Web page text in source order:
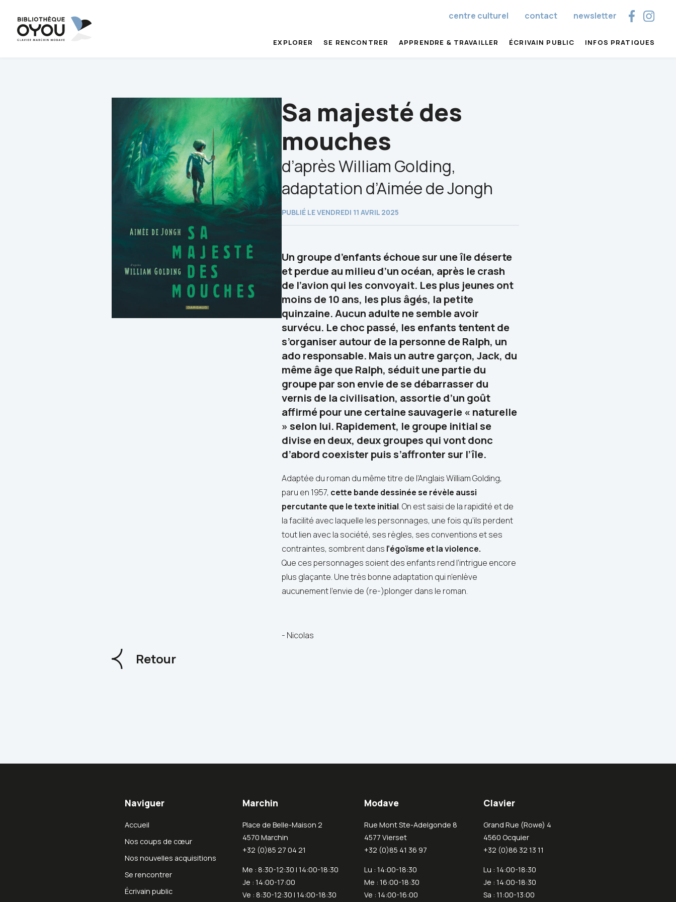
EXPLORER SE RENCONTRER APPRENDRE & TRAVAILLER ÉCRIVAIN PUBLIC INFOS PRATIQUES
centre culturel contact newsletter
Sa majesté des
mouches
d’après William Golding,
adaptation d’Aimée de Jongh
PUBLIÉ LE VENDREDI 11 AVRIL 2025
Un groupe d’enfants échoue sur une île déserte
et perdue au milieu d’un océan, après le crash
de l’avion qui les convoyait. Les plus jeunes ont
moins de 10 ans, les plus âgés, la petite
quinzaine.Aucun adulte ne semble avoir
survécu. Le choc passé, les enfants tentent de
s’organiser autour de la personne de Ralph, un
ado responsable. Mais un autre garçon, Jack, du
même âge que Ralph, séduit une partie du
groupe par son envie dese débarrasser du
vernis de la civilisation, assortie d’un goût
affirmé pour une certaine sauvagerie « naturelle
»selon lui. Rapidement, le groupe initial se
divise en deux, deux groupes qui vont donc
d’abord coexister puis s’affronter sur l’île.
Adaptée du roman du même titre de l’Anglais William Golding,
paru en 1957, cette bande dessinée se révèle aussi
percutante que le texte initial. On est saisi de la rapidité et de
la facilité avec laquelle les personnages, une fois qu’ils perdent
tout lien avec la société, ses règles, ses conventions et ses
contraintes, sombrent dans l’égoïsme et la violence.
Que ces personnages soient des enfants rend l’intrigue encore
plus glaçante. Une très bonne adaptation qui n’enlève
aucunement l’envie de (re-)plonger dans le roman.
- Nicolas
Retour
Naviguer
Accueil
Nos coups de cœur
Nos nouvelles acquisitions
Se rencontrer
Écrivain public
Marchin
Place de Belle-Maison 2
4570 Marchin
+32 (0)85 27 04 21
Me : 8:30-12:30 | 14:00-18:30
Je : 14:00-17:00
Ve : 8:30-12:30 | 14:00-18:30
Modave
Rue Mont Ste-Adelgonde 8
4577 Vierset
+32 (0)85 41 36 97
Lu : 14:00-18:30
Me : 16:00-18:30
Ve : 14:00-16:00
Clavier
Grand Rue (Rowe) 4
4560 Ocquier
+32 (0)86 32 13 11
Lu : 14:00-18:30
Je : 14:00-18:30
Sa : 11:00-13:00